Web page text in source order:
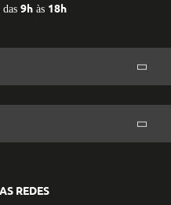
das 9h às 18h
REDES